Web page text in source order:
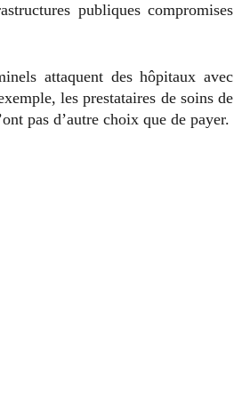
publiques compromises
attaquent des hôpitaux avec
les prestataires de soins de
pas d’autre choix que de payer.